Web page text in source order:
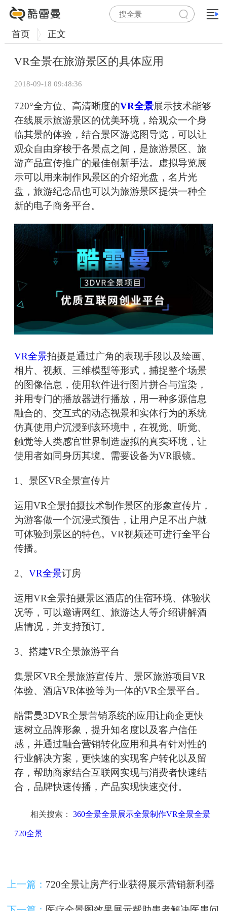
首页 正文
VR全景在旅游景区的具体应用
2018-09-18 09:48:36
720°全方位、高清晰度的VR全景展示技术能够
在线展示旅游景区的优美环境，给观众一个身
临其景的体验，结合景区游览图导览，可以让
观众自由穿梭于各景点之间，是旅游景区、旅
游产品宣传推广的最佳创新手法。虚拟导览展
示可以用来制作风景区的介绍光盘，名片光
盘，旅游纪念品也可以为旅游景区提供一种全
新的电子商务平台。
VR全景拍摄是通过广角的表现手段以及绘画、
相片、视频、三维模型等形式，捕捉整个场景
的图像信息，使用软件进行图片拼合与渲染，
并用专门的播放器进行播放，用一种多源信息
融合的、交互式的动态视景和实体行为的系统
仿真使用户沉浸到该环境中，在视觉、听觉、
触觉等人类感官世界制造虚拟的真实环境，让
使用者如同身历其境。需要设备为VR眼镜。
1、景区VR全景宣传片
运用VR全景拍摄技术制作景区的形象宣传片，
为游客做一个沉浸式预告，让用户足不出户就
可体验到景区的特色。VR视频还可进行全平台
传播。
2、 VR全景订房
运用VR全景拍摄景区酒店的住宿环境、体验状
况等，可以邀请网红、旅游达人等介绍讲解酒
店情况，并支持预订。
3、搭建VR全景旅游平台
集景区VR全景旅游宣传片、景区旅游项目VR
体验、酒店VR体验等为一体的VR全景平台。
酷雷曼3DVR全景营销系统的应用让商企更快
速树立品牌形象，提升知名度以及客户信任
感，并通过融合营销转化应用和具有针对性的
行业解决方案，更快速的实现客户转化以及留
存，帮助商家结合互联网实现与消费者快速结
合，品牌快速传播，产品实现快速交付。
相关搜索： 360全景全景展示全景制作VR全景全景
720全景
上一篇： 720全景让房产行业获得展示营销新利器